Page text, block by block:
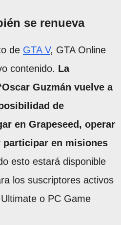
se renueva
de GTA V, GTA Online
contenido. La
Guzmán vuelve a
de
en Grapeseed, operar
participar en misiones
esto estará disponible
los suscriptores activos
o PC Game